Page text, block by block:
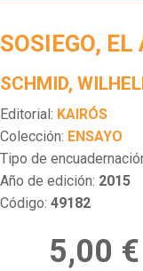
SOSIEGO, EL
SCHMID,
Editorial: KAIRÓS
Colección: ENSAYO
Tipo de
Año de edición: 2015
Código: 49182
5,00 €